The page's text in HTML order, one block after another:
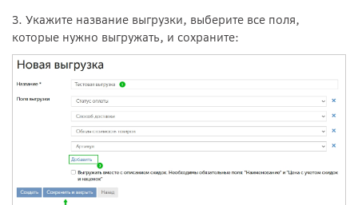
3. Укажите название выгрузки, выберите все поля,
которые нужно выгружать, и сохраните: